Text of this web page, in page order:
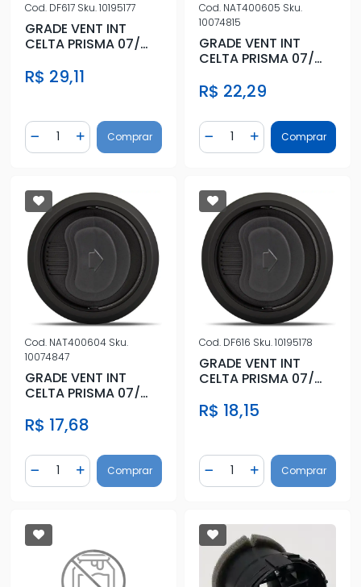
Cod. DF617 Sku.10195177
GRADE VENT INT
CELTA PRISMA 07/
R$ 29,11
Diminuir Quantidade
Quantidade
Adicionar Quantidade
Comprar
Cod. NAT400605 Sku.
10074815
GRADE VENT INT
CELTA PRISMA 07/
R$ 22,29
Diminuir Quantidade
Quantidade
AdicionarComprar
Cod. NAT400604 Sku.
10074847
GRADE VENT INT
CELTA PRISMA 07/
R$ 17,68
Diminuir Quantidade
Quantidade
Adicionar Quantidade
Comprar
Cod. DF616 Sku.10195178
GRADE VENT INT
CELTA PRISMA 07/
R$ 18,15
Diminuir Quantidade
Quantidade
AdicionarComprar